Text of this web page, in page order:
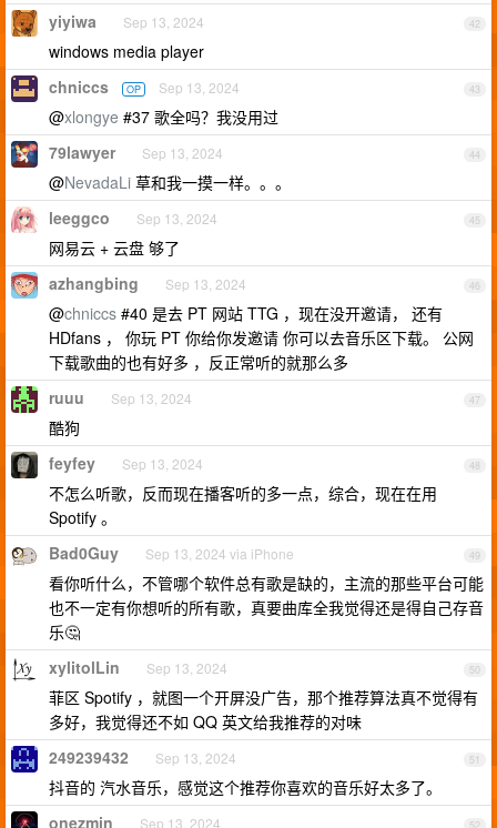
42
yiyiwa Sep 13, 2024
windows media player
43
chniccs OP Sep 13, 2024
@xlongye #37 歌全吗？我没用过
44
79lawyer Sep 13, 2024
@NevadaLi 草和我一摸一样。。。
45
leeggco Sep 13, 2024
网易云 + 云盘 够了
46
azhangbing Sep 13, 2024
@chniccs #40 是去 PT 网站 TTG ，现在没开邀请， 还有
HDfans ， 你玩 PT 你给你发邀请 你可以去音乐区下载。 公网
下载歌曲的也有好多 ，反正常听的就那么多
47
ruuu Sep 13, 2024
酷狗
48
feyfey Sep 13, 2024
不怎么听歌，反而现在播客听的多一点，综合，现在在用
Spotify 。
49
Bad0Guy Sep 13, 2024 via iPhone
看你听什么，不管哪个软件总有歌是缺的，主流的那些平台可能
也不一定有你想听的所有歌，真要曲库全我觉得还是得自己存音
乐🤔
50
xylitolLin Sep 13, 2024
菲区 Spotify ，就图一个开屏没广告，那个推荐算法真不觉得有
多好，我觉得还不如 QQ 英文给我推荐的对味
51
249239432 Sep 13, 2024
抖音的 汽水音乐，感觉这个推荐你喜欢的音乐好太多了。
onezmin Sep 13, 2024